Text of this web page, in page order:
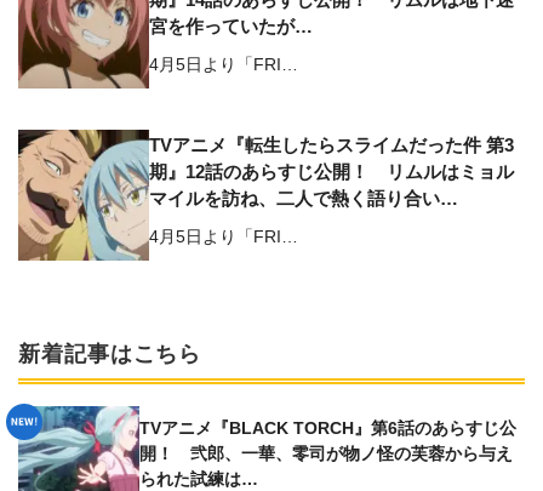
宮を作っていたが…
4月5日より「FRI…
TVアニメ『転生したらスライムだった件 第3
期』12話のあらすじ公開！ リムルはミョル
マイルを訪ね、二人で熱く語り合い…
4月5日より「FRI…
新着記事はこちら
TVアニメ『BLACK TORCH』第6話のあらすじ公
開！ 弐郎、一華、零司が物ノ怪の芙蓉から与え
られた試練は…